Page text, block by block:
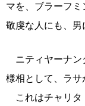
マを、ブラーフ
敬虔な人にも、男
ニティヤーナン
様相として、ラサ
これはチャリタ